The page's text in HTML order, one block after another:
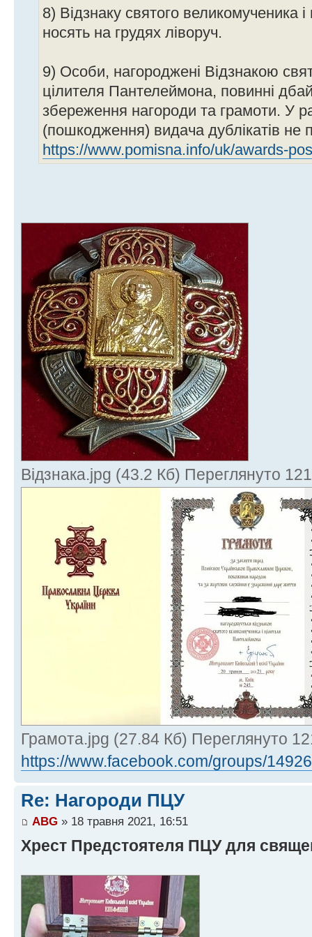
8) Відзнаку святого великомученика
носять на грудях ліворуч.
9) Особи, нагороджені Відзнакою
цілителя Пантелеймона, повинні
збереження нагороди та грамоти. У
(пошкодження) видача дублікатів не
https://www.pomisna.info/uk/awards-
Відзнака.jpg (43.2 Кб) Переглянуто
Грамота.jpg (27.84 Кб) Переглянуто
https://www.facebook.com/groups/
Re: Нагороди ПЦУ
ABG » 18 травня 2021, 16:51
Хрест Предстоятеля ПЦУ для